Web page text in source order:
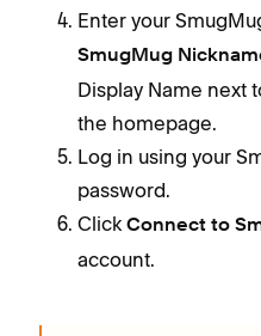
Enter your
SmugMug
Display Name next
the homepage.
Log in using your
password.
Click Connect to
account.